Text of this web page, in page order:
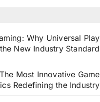
رغ
Why Universal Play
New Industry Standard
Most Innovative Game
Redefining the Industry